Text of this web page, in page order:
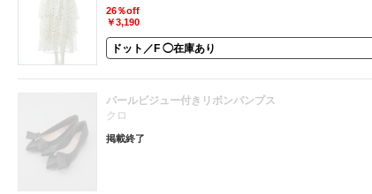
26％off
￥3,190
パールビジュー付きリボンパンプス
クロ
掲載終了